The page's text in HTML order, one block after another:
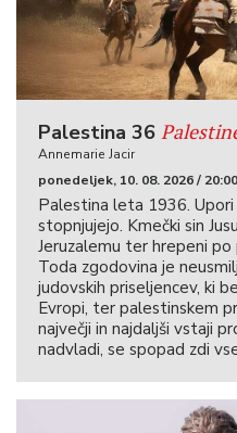
Palestina 36
Annemarie Jacir
ponedeljek, 10. 08. 2026 /
Palestina leta 1936.
stopnjujejo. Kmečki sin
Jeruzalemu ter hrepeni
Toda zgodovina je
judovskih priseljencev, ki
Evropi, ter palestinskem
največji in najdaljši vstaji
nadvladi, se spopad zdi